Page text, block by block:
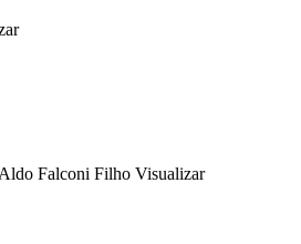
Falconi Filho Visualizar